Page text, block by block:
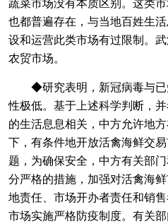
也都普遍存在，与当地百姓生
设和运营此类市场有过限制。
农贸市场。
◆研究表明，新冠病毒与已
性极低。基于上述科学判断，
的生活息息相关，中方允许地
下，有条件地开放活禽海鲜交
题，为确保安全，中方有关部
分严格的措施，加强对活禽海
地责任、市场开办者责任和销
市场实施严格防疫制度。有关